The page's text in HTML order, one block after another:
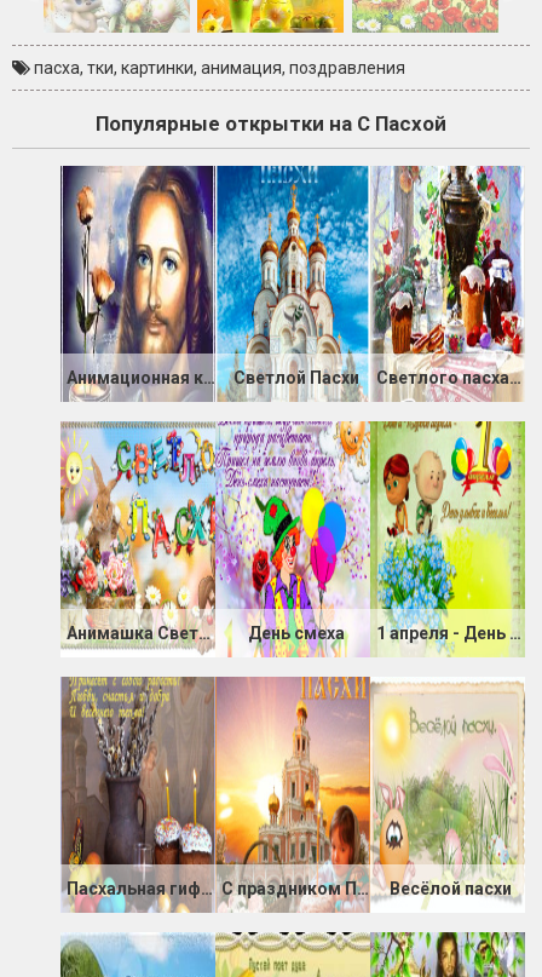
пасха, тки, картинки, анимация, поздравления
Популярные открытки на С Пасхой
Анимационная картинка Иисус Христос Светлой Пасхи Светлого пасхального Воскресенья
Анимашка Светлой Пасхи День смеха 1 апреля - День улыбок и веселья
Пасхальная гиф открытка со стихами С праздником Пасхи! Весёлой пасхи